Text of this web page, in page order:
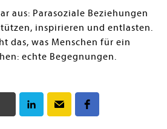
aus: Parasoziale Beziehungen
inspirieren und entlasten.
das, was Menschen für ein
echte Begegnungen.